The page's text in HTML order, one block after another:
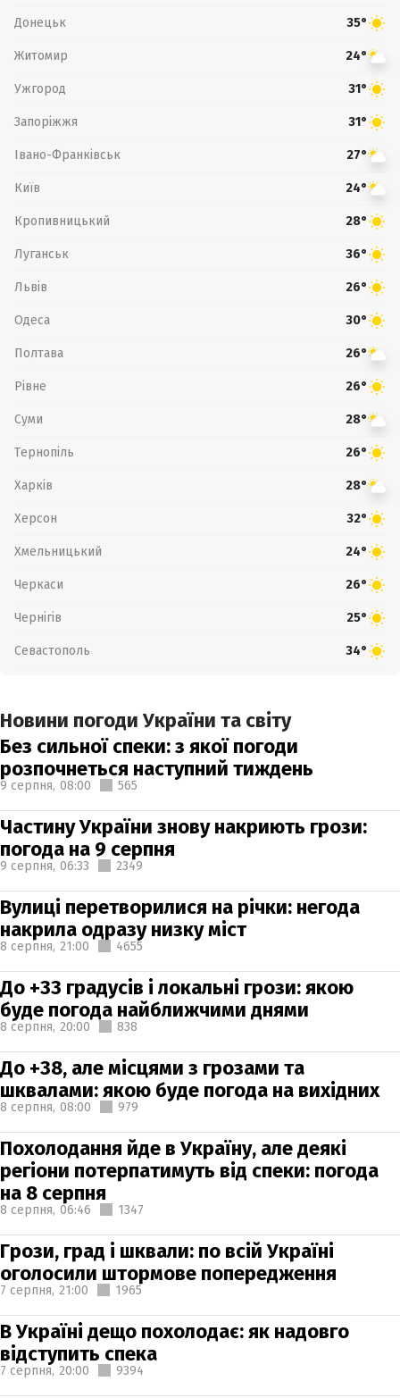
Донецьк 35°
Житомир 24°
Ужгород 31°
Запоріжжя 31°
Івано-Франківськ 27°
Київ 24°
Кропивницький 28°
Луганськ 36°
Львів 26°
Одеса 30°
Полтава 26°
Рівне 26°
Суми 28°
Тернопіль 26°
Харків 28°
Херсон 32°
Хмельницький 24°
Черкаси 26°
Чернігів 25°
Севастополь 34°
Новини погоди України та світу
Без сильної спеки: з якої погоди
розпочнеться наступний тиждень
9 серпня, 08:00 565
Частину України знову накриють грози:
погода на 9 серпня
9 серпня, 06:33 2349
Вулиці перетворилися на річки: негода
накрила одразу низку міст
8 серпня, 21:00 4655
До +33 градусів і локальні грози: якою
буде погода найближчими днями
8 серпня, 20:00 838
До +38, але місцями з грозами та
шквалами: якою буде погода на вихідних
8 серпня, 08:00 979
Похолодання йде в Україну, але деякі
регіони потерпатимуть від спеки: погода
на 8 серпня
8 серпня, 06:46 1347
Грози, град і шквали: по всій Україні
оголосили штормове попередження
7 серпня, 21:00 1965
В Україні дещо похолодає: як надовго
відступить спека
7 серпня, 20:00 9394